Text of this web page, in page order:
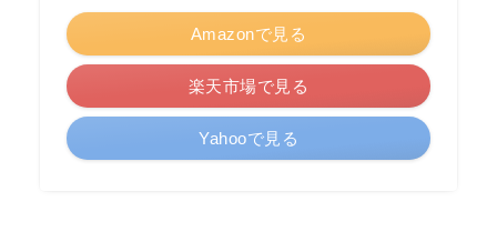
Amazonで見る
楽天市場で見る
Yahooで見る